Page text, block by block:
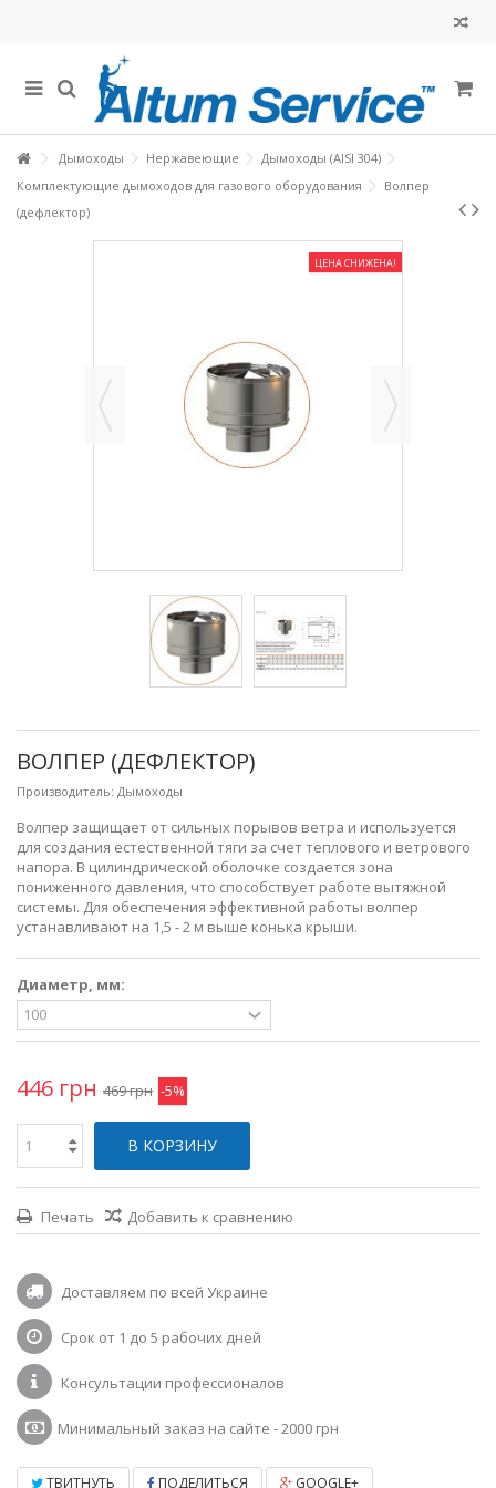
Дымоходы Нержавеющие
Дымоходы (AISI 304)
Комплектующие дымоходов для газового оборудования
Волпер
(дефлектор)
ЦЕНА СНИЖЕНА!
ВОЛПЕР (ДЕФЛЕКТОР)
Производитель: Дымоходы
Волпер защищает от сильных порывов ветра и используется
для создания естественной тяги за счет теплового и ветрового
напора. В цилиндрической оболочке создается зона
пониженного давления, что способствует работе вытяжной
системы. Для обеспечения эффективной работы волпер
устанавливают на 1,5 - 2 м выше конька крыши.
Диаметр, мм:
446 грн 469 грн -5%
В КОРЗИНУ
Печать Добавить к сравнению
Доставляем по всей Украине
Срок от 1 до 5 рабочих дней
Консультации профессионалов
Минимальный заказ на сайте - 2000 грн
ТВИТНУТЬ ПОДЕЛИТЬСЯ GOOGLE+